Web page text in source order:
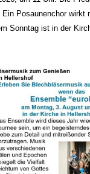
Ein Posaunenchor wirkt
Sonntag ist in der